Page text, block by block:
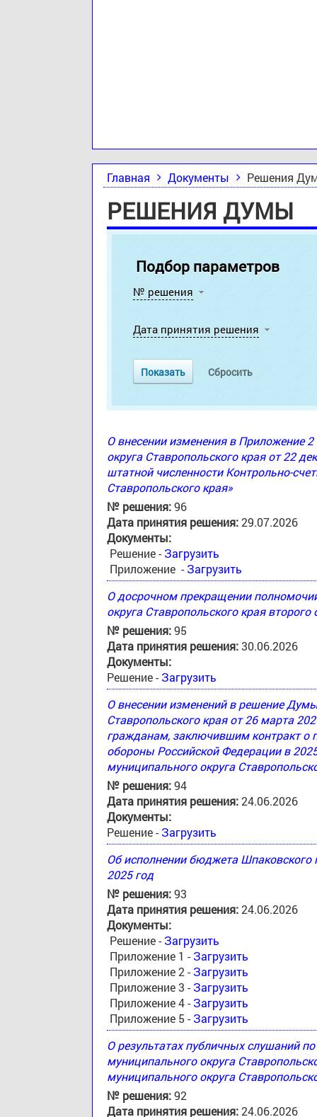
Главная Документы Решения
РЕШЕНИЯ ДУМЫ
Подбор параметров
№ решения
Дата принятия решения
О внесении изменения в Приложение
округа Ставропольского края от 22
штатной численности Контрольно-
Ставропольского края»
№ решения:96
Дата принятия решения:29.07.2026
Документы:
Решение - Загрузить
Приложение - Загрузить
О досрочном прекращении
округа Ставропольского края
№ решения:95
Дата принятия решения:30.06.2026
Документы:
Решение - Загрузить
О внесении изменений в решение
Ставропольского края от 26 марта
гражданам, заключившим контракт о
обороны Российской Федерации в
муниципального округа
№ решения:94
Дата принятия решения:24.06.2026
Документы:
Решение - Загрузить
Об исполнении бюджета Шпаковского
2025 год
№ решения:93
Дата принятия решения:24.06.2026
Документы:
Решение - Загрузить
Приложение 1 - Загрузить
Приложение 2 - Загрузить
Приложение 3 - Загрузить
Приложение 4 - Загрузить
Приложение 5 - Загрузить
О результатах публичных слушаний
муниципального округа
муниципального округа
№ решения:92
Дата принятия решения:24.06.2026